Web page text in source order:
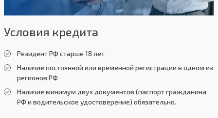
Условия кредита
Резидент РФ старше 18 лет
Наличие постоянной или временной регистрации в одном из
регионов РФ
Наличие минимум двух документов (паспорт гражданина
РФ и водительское удостоверение) обязательно.